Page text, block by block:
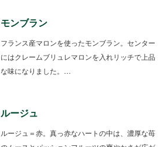
モンブラン
フランス産マロンを使ったモンブラン。センター
にはクレームブリュレマロンを入れリッチで上品
な味になりました。…
ルージュ
ルージュ＝赤。真っ赤なハートの中は、濃厚な苺